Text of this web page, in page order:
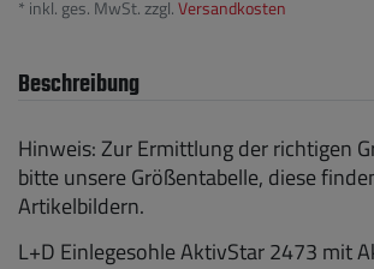
* inkl. ges. MwSt. zzgl.Versandkosten
Beschreibung
Hinweis: Zur Ermittlung der richtigen
bitte unsere Größentabelle, diese
Artikelbildern.
L+D Einlegesohle AktivStar 2473 mit